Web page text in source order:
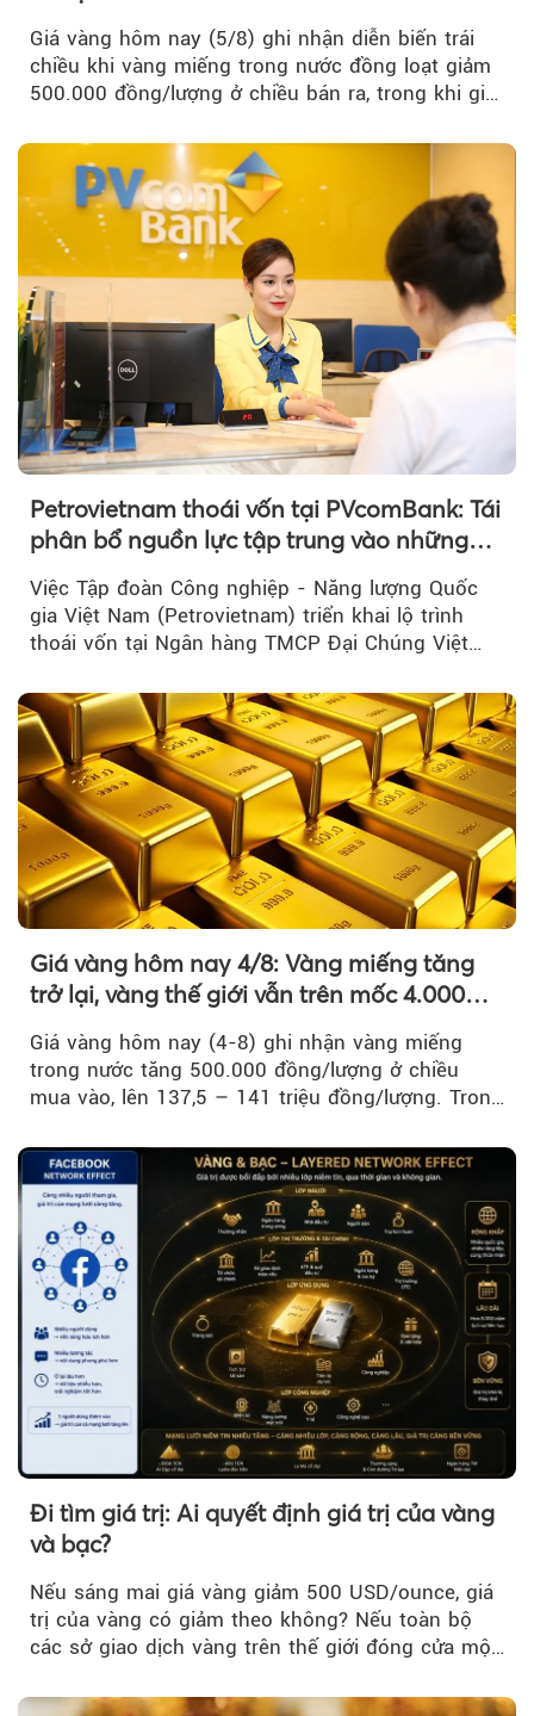
Giá vàng hôm nay (5/8) ghi nhận diễn biến trái
chiều khi vàng miếng trong nước đồng loạt giảm
500.000 đồng/lượng ở chiều bán ra, trong khi giá
thương hiệu.
Petrovietnam thoái vốn tại PVcomBank: Tái
phân bổ nguồn lực tập trung vào những
Việc Tập đoàn Công nghiệp - Năng lượng Quốc
gia Việt Nam (Petrovietnam) triển khai lộ trình
thoái vốn tại Ngân hàng TMCP Đại Chúng Việt
Giá vàng hôm nay 4/8: Vàng miếng tăng
trở lại, vàng thế giới vẫn trên mốc 4.000
Giá vàng hôm nay (4-8) ghi nhận vàng miếng
trong nước tăng 500.000 đồng/lượng ở chiều
mua vào, lên 137,5 – 141 triệu đồng/lượng. Trong
trì trên ngưỡng 4.000 USD/ounce.
Đi tìm giá trị: Ai quyết định giá trị của vàng
và bạc?
Nếu sáng mai giá vàng giảm 500 USD/ounce, giá
trị của vàng có giảm theo không? Nếu toàn bộ
các sở giao dịch vàng trên thế giới đóng cửa một